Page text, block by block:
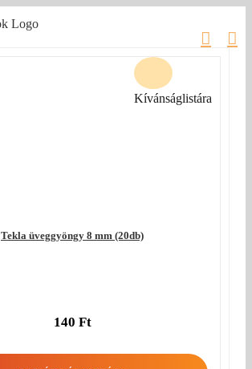
Tekla üveggyöngy 8 mm (20db)
140 Ft
Kívánságlistára